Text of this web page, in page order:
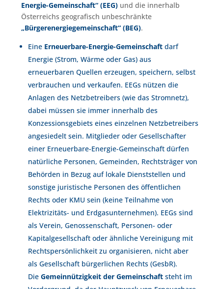
Energie-Gemeinschaft“ (EEG)und die innerhalb
Österreichs geografisch unbeschränkte
„Bürgerenergiegemeinschaft“ (BEG).
Eine Erneuerbare-Energie-Gemeinschaftdarf
Energie (Strom, Wärme oder Gas) aus
erneuerbaren Quellen erzeugen, speichern, selbst
verbrauchen und verkaufen. EEGs nützen die
Anlagen des Netzbetreibers (wie das Stromnetz),
dabei müssen sie immer innerhalb des
Konzessionsgebiets eines einzelnen Netzbetreibers
angesiedelt sein. Mitglieder oder Gesellschafter
einer Erneuerbare-Energie-Gemeinschaft dürfen
natürliche Personen, Gemeinden, Rechtsträger von
Behörden in Bezug auf lokale Dienststellen und
sonstige juristische Personen des öffentlichen
Rechts oder KMU sein (keine Teilnahme von
Elektrizitäts- und Erdgasunternehmen). EEGs sind
als Verein, Genossenschaft, Personen- oder
Kapitalgesellschaft oder ähnliche Vereinigung mit
Rechtspersönlichkeit zu organisieren, nicht aber
als Gesellschaft bürgerlichen Rechts (GesbR).
Die Gemeinnützigkeit der Gemeinschaftsteht im